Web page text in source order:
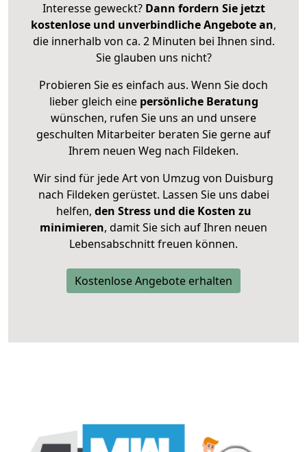
Interesse geweckt? Dann fordern Sie jetzt
kostenlose und unverbindliche Angebote an,
die innerhalb von ca. 2 Minuten bei Ihnen sind.
Sie glauben uns nicht?
Probieren Sie es einfach aus. Wenn Sie doch
lieber gleich eine persönliche Beratung
wünschen, rufen Sie uns an und unsere
geschulten Mitarbeiter beraten Sie gerne auf
Ihrem neuen Weg nach Fildeken.
Wir sind für jede Art von Umzug von Duisburg
nach Fildeken gerüstet. Lassen Sie uns dabei
helfen, den Stress und die Kosten zu
minimieren, damit Sie sich auf Ihren neuen
Lebensabschnitt freuen können.
Kostenlose Angebote erhalten